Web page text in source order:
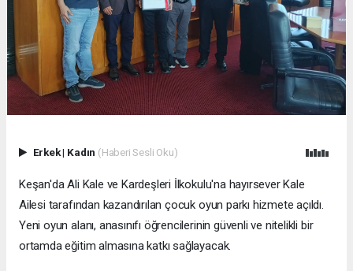
Erkek| Kadın (Haberi Sesli Oku)
Keşan'da Ali Kale ve Kardeşleri İlkokulu'na hayırsever Kale
Ailesi tarafından kazandırılan çocuk oyun parkı hizmete açıldı.
Yeni oyun alanı, anasınıfı öğrencilerinin güvenli ve nitelikli bir
ortamda eğitim almasına katkı sağlayacak.